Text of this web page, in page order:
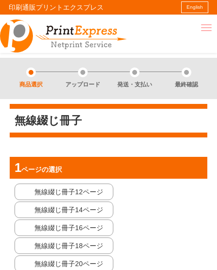
印刷通販プリントエクスプレス English
商品選択 アップロード 発送・支払い 最終確認
無線綴じ冊子
ページの選択
無線綴じ冊子12ページ
無線綴じ冊子14ページ
無線綴じ冊子16ページ
無線綴じ冊子18ページ
無線綴じ冊子20ページ